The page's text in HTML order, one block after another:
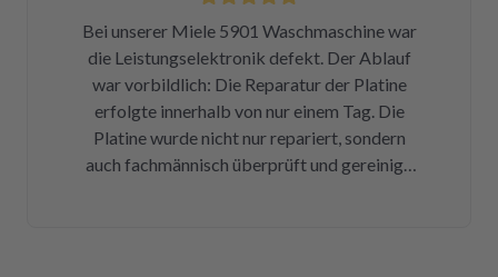
Zukunft nicht wieder auf repartly
zurückgreifen müssen. Aber gut zu wissen,
dass es diese Möglichkeit gibt! Werden wir
definitiv weiter empfehlen.
Bei unserer Miele 5901 Waschmaschine war
die Leistungselektronik defekt. Der Ablauf
war vorbildlich: Die Reparatur der Platine
erfolgte innerhalb von nur einem Tag. Die
Platine wurde nicht nur repariert, sondern
auch fachmännisch überprüft und gereinigt.